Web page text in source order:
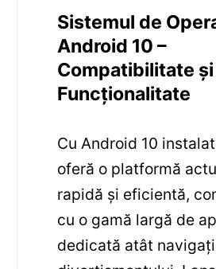
Sistemul de
Android 10 –
Compatibilitate și
Funcționalitate
Cu Android 10
oferă o platformă
rapidă și eficientă,
cu o gamă largă de
dedicată atât